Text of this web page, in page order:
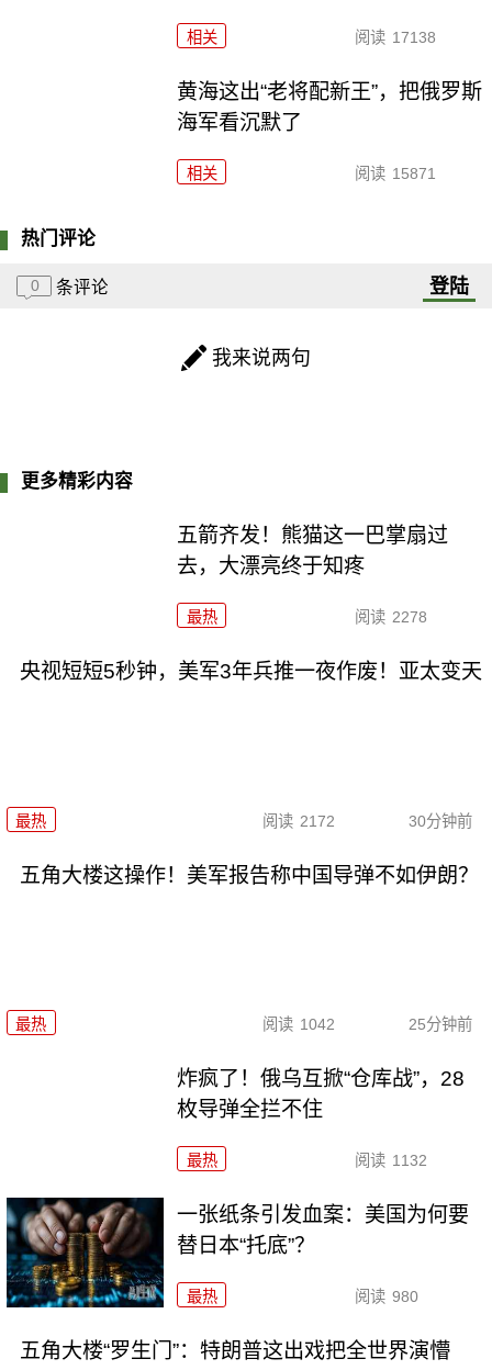
相关 阅读 17138
黄海这出“老将配新王”，把俄罗斯
海军看沉默了
相关 阅读 15871
热门评论
0 条评论 登陆
我来说两句
更多精彩内容
五箭齐发！熊猫这一巴掌扇过
去，大漂亮终于知疼
最热 阅读 2278
央视短短5秒钟，美军3年兵推一夜作废！亚太变天
最热 阅读 2172 30分钟前
五角大楼这操作！美军报告称中国导弹不如伊朗？
最热 阅读 1042 25分钟前
炸疯了！俄乌互掀“仓库战”，28
枚导弹全拦不住
最热 阅读 1132
一张纸条引发血案：美国为何要
替日本“托底”？
最热 阅读 980
五角大楼“罗生门”：特朗普这出戏把全世界演懵